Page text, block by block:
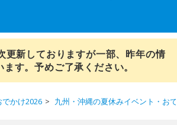
更新しておりますが一部、昨年の情
す。予めご了承ください。
かけ2026 九州・沖縄の夏休みイベント・お